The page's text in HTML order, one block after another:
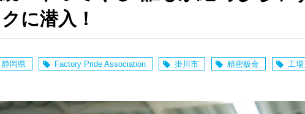
に潜入！
静岡県 Factory Pride Association 掛川市 精密板金 工